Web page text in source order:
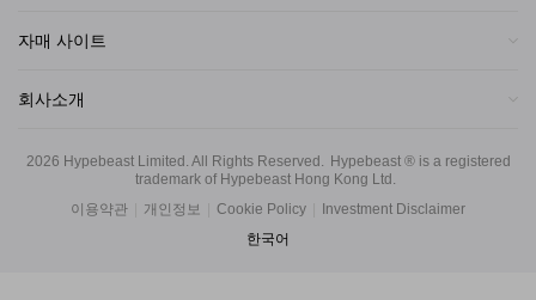
자매 사이트
회사소개
2026 Hypebeast Limited . All Rights Reserved.
Hypebeast ® is a registered
trademark of Hypebeast Hong Kong Ltd.
이용약관
개인정보 Cookie Policy
Investment Disclaimer
한국어